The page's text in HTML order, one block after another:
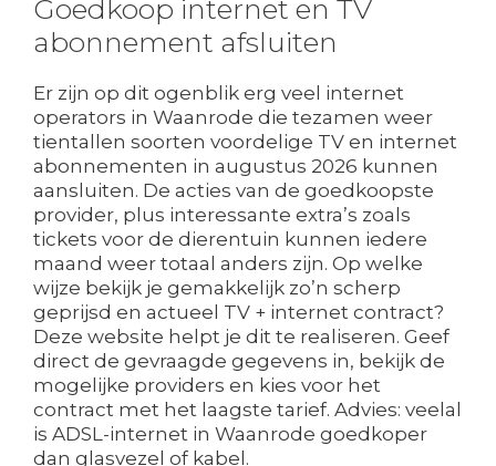
Goedkoop internet en TV
abonnement afsluiten
Er zijn op dit ogenblik erg veel internet
operators in Waanrode die tezamen weer
tientallen soorten voordelige TV en internet
abonnementen in augustus 2026 kunnen
aansluiten. De acties van de goedkoopste
provider, plus interessante extra’s zoals
tickets voor de dierentuin kunnen iedere
maand weer totaal anders zijn. Op welke
wijze bekijk je gemakkelijk zo’n scherp
geprijsd en actueel TV + internet contract?
Deze website helpt je dit te realiseren. Geef
direct de gevraagde gegevens in, bekijk de
mogelijke providers en kies voor het
contract met het laagste tarief. Advies: veelal
is ADSL-internet in Waanrode goedkoper
dan glasvezel of kabel.